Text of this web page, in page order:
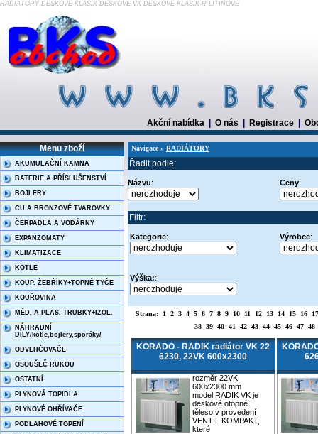
RADIÁTORY DESKOVÉ KLASIK DESKOVÉ VK DESKOVÉ KLASIK-R LITINOVÉ
Akční nabídka O nás Registrace
Menu zboží
AKUMULAČNÍ KAMNA
BATERIE A PŘÍSLUŠENSTVÍ
BOJLERY
CU A BRONZOVÉ TVAROVKY
ČERPADLA A VODÁRNY
EXPANZOMATY
KLIMATIZACE
KOTLE
KOUP. ŽEBŘÍKY+TOPNÉ TYČE
KOUŘOVINA
MĚD. A PLAS. TRUBKY+IZOL.
NÁHRADNÍ
DÍLY/kotle,bojlery,sporáky/
ODVLHČOVAČE
OSOUŠEČ RUKOU
OSTATNÍ
PLYNOVÁ TOPIDLA
PLYNOVÉ OHŘÍVAČE
PODLAHOVÉ TOPENÍ
Navigace » RADIÁTORY
Řadit podle:
Názvu: Ceny:
Filtr:
Kategorie: Výrobce:
Výška::
Strana: 1 2 3 4 5 6 7 8 9 10 11 12 13 14 15 16
17
38 39 40 41 42 43 44 45 46 47 48
KORADO - RADIK radiátor VK 22
6230, 22VK 600x2300
rozměr 22VK
600x2300 mm
model RADIK VK je
deskové otopné
těleso v provedení
VENTIL KOMPAKT,
které